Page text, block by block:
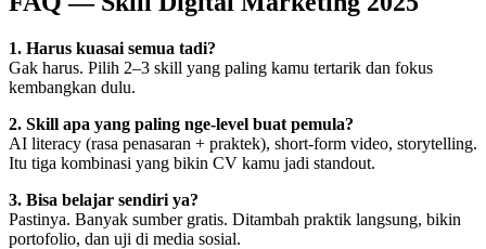
1. Harus kuasai semua tadi?
Gak harus. Pilih 2–3 skill yang paling kamu tertarik dan fokus
kembangkan dulu.
2. Skill apa yang paling nge‑level buat pemula?
AI literacy (rasa penasaran + praktek), short-form video, storytelling.
Itu tiga kombinasi yang bikin CV kamu jadi standout.
3. Bisa belajar sendiri ya?
Pastinya. Banyak sumber gratis. Ditambah praktik langsung, bikin
portofolio, dan uji di media sosial.